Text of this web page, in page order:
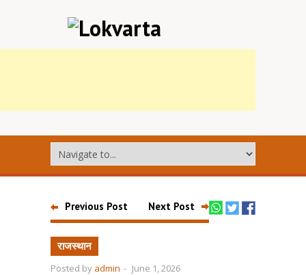
Previous Post Next Post
राजस्थान
Posted by admin - June 1, 2026